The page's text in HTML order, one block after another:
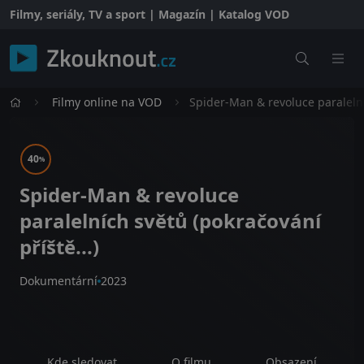
Filmy, seriály, TV a sport | Magazín | Katalog VOD
Filmy online na VOD Spider-Man & revoluce
40%
Spider-Man & revoluce
paralelních světů (pokračování
příště...)
Dokumentární 2023